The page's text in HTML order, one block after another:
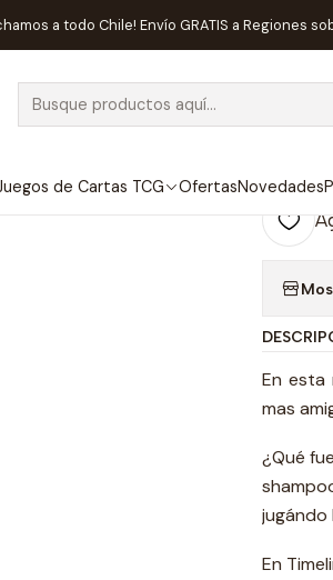
de Cartas TCG OfertasNovedades
a todo Chile! Envío GRATIS a Regiones
de Mesa Competitivos Timeline
AGOTADO
En esta
mas
¿Qué
En